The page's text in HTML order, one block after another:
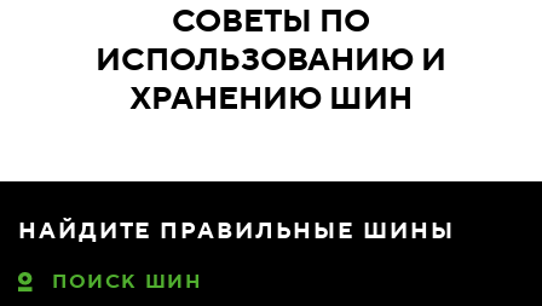
СОВЕТЫ ПО
ИСПОЛЬЗОВАНИЮ И
ХРАНЕНИЮ ШИН
НАЙДИТЕ ПРАВИЛЬНЫЕ ШИНЫ
ПОИСК ШИН